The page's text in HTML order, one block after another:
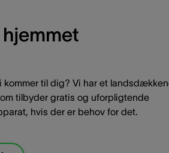
kommer til dig? Vi har et
tilbyder gratis og uforpligtende
hvis der er behov for det.